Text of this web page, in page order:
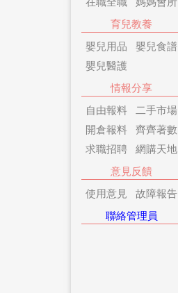
育兒教養
嬰兒用品
嬰兒食譜
嬰兒醫護
情報分享
自由報料
二手市場
開倉報料 齊齊著數
求職招聘
網購天地
意見反饋
使用意見
故障報告
聯絡管理員